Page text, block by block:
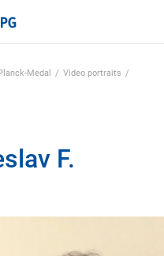
Medal
Video portraits
F.